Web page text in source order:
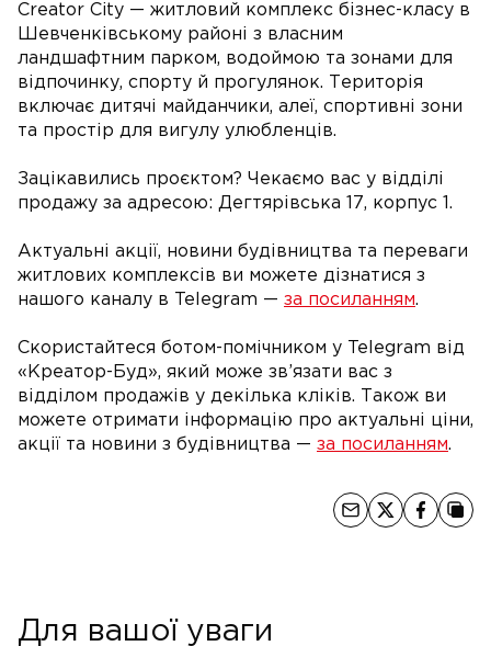
Creator City — житловий комплекс бізнес-класу в
Шевченківському районі з власним
ландшафтним парком, водоймою та зонами для
відпочинку, спорту й прогулянок. Територія
включає дитячі майданчики, алеї, спортивні зони
та простір для вигулу улюбленців.
Зацікавились проєктом? Чекаємо вас у відділі
продажу за адресою: Дегтярівська 17, корпус 1.
Актуальні акції, новини будівництва та переваги
житлових комплексів ви можете дізнатися з
нашого каналу в Telegram — за посиланням.
Скористайтеся ботом-помічником у Telegram від
«Креатор-Буд», який може зв’язати вас з
відділом продажів у декілька кліків. Також ви
можете отримати інформацію про актуальні ціни,
акції та новини з будівництва — за посиланням.
Для вашої уваги